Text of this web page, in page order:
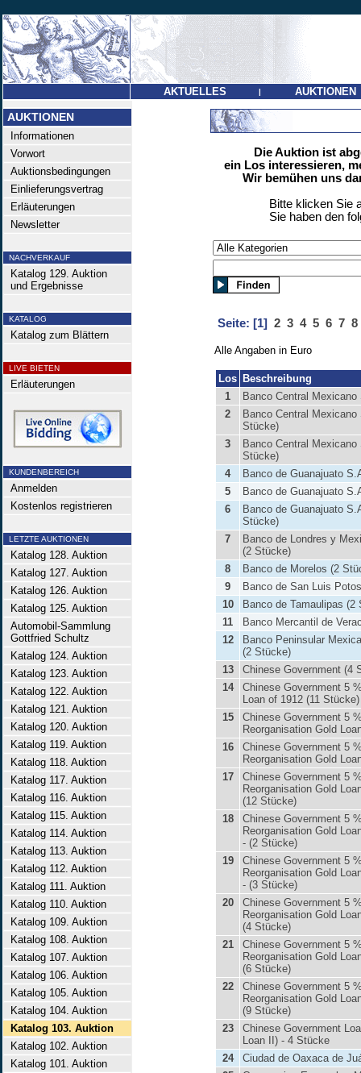
AKTUELLES | AUKTIONEN
AUKTIONEN
Informationen
Vorwort
Auktionsbedingungen
Einlieferungsvertrag
Erläuterungen
Newsletter
NACHVERKAUF
Katalog 129. Auktion
und Ergebnisse
KATALOG
Katalog zum Blättern
LIVE BIETEN
Erläuterungen
KUNDENBEREICH
Anmelden
Kostenlos registrieren
LETZTE AUKTIONEN
Katalog 128. Auktion
Katalog 127. Auktion
Katalog 126. Auktion
Katalog 125. Auktion
Automobil-Sammlung
Gottfried Schultz
Katalog 124. Auktion
Katalog 123. Auktion
Katalog 122. Auktion
Katalog 121. Auktion
Katalog 120. Auktion
Katalog 119. Auktion
Katalog 118. Auktion
Katalog 117. Auktion
Katalog 116. Auktion
Katalog 115. Auktion
Katalog 114. Auktion
Katalog 113. Auktion
Katalog 112. Auktion
Katalog 111. Auktion
Katalog 110. Auktion
Katalog 109. Auktion
Katalog 108. Auktion
Katalog 107. Auktion
Katalog 106. Auktion
Katalog 105. Auktion
Katalog 104. Auktion
Katalog 103. Auktion
Katalog 102. Auktion
Katalog 101. Auktion
Die Auktion ist
ein Los interessieren,
Wir bemühen uns
Bitte klicken Sie
Sie haben den
Seite: [1] 2 3 4 5 6 7 8
Alle Angaben in Euro
Los Beschreibung
1
Banco Central Mexicano
2
Banco Central Mexicano
Stücke)
3
Banco Central Mexicano
Stücke)
4
Banco de Guanajuato
5
Banco de Guanajuato
6
Banco de Guanajuato
Stücke)
7
Banco de Londres y
(2 Stücke)
8
Banco de Morelos (2
9
Banco de San Luis
10
Banco de Tamaulipas (2
11
Banco Mercantil de
12
Banco Peninsular
(2 Stücke)
13
Chinese Government (4
14
Chinese Government 5
Loan of 1912 (11 Stücke)
15
Chinese Government 5
Reorganisation Gold
16
Chinese Government 5
Reorganisation Gold
17
Chinese Government 5
Reorganisation Gold
(12 Stücke)
18
Chinese Government 5
Reorganisation Gold
- (2 Stücke)
19
Chinese Government 5
Reorganisation Gold
- (3 Stücke)
20
Chinese Government 5
Reorganisation Gold
(4 Stücke)
21
Chinese Government 5
Reorganisation Gold
(6 Stücke)
22
Chinese Government 5
Reorganisation Gold
(9 Stücke)
23
Chinese Government
Loan II) - 4 Stücke
24
Ciudad de Oaxaca de